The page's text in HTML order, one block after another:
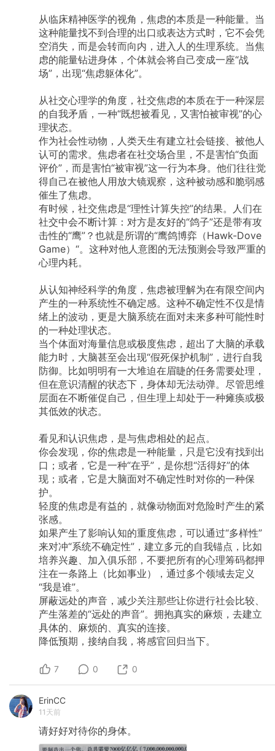
从临床精神医学的视角，焦虑的本质是一种能量。当
这种能量找不到合理的出口或表达方式时，它不会凭
空消失，而是会转而向内，进入人的生理系统。当焦
虑的能量钻进身体，个体就会将自己变成一座“战
场”，出现“焦虑躯体化”。
从社交心理学的角度，社交焦虑的本质在于一种深层
的自我矛盾，一种“既想被看见，又害怕被审视”的心
理状态。
作为社会性动物，人类天生有建立社会链接、被他人
认可的需求。焦虑者在社交场合里，不是害怕“负面
评价”，而是害怕“被审视”这一行为本身。他们往往觉
得自己在被他人用放大镜观察，这种被动感和脆弱感
催生了焦虑。
有时候，社交焦虑是“理性计算失控”的结果。人们在
社交中会不断计算：对方是友好的“鸽子”还是带有攻
击性的“鹰”？也就是所谓的“鹰鸽博弈（Hawk-Dove
Game）“。这种对他人意图的无法预测会导致严重的
心理内耗。
从认知神经科学的角度，焦虑被理解为在有限空间内
产生的一种系统性不确定感。这种不确定性不仅是情
绪上的波动，更是大脑系统在面对未来多种可能性时
的一种处理状态。
当个体面对海量信息或极度焦虑，超出了大脑的承载
能力时，大脑甚至会出现“假死保护机制”，进行自我
防御。比如明明有一大堆迫在眉睫的任务需要处理，
但在意识清醒的状态下，身体却无法动弹。尽管思维
层面在不断催促自己，但生理上却处于一种瘫痪或极
其低效的状态。
看见和认识焦虑，是与焦虑相处的起点。
你会发现，你的焦虑是一种能量，只是它没有找到出
口；或者，它是一种“在乎”，是你想“活得好”的体
现；或者，它是大脑面对不确定性时对你的一种保
护。
轻度的焦虑是有益的，就像动物面对危险时产生的紧
张感。
如果产生了影响认知的重度焦虑，可以通过“多样性”
来对冲“系统不确定性”，建立多元的自我锚点，比如
培养兴趣、加入俱乐部，不要把所有的心理筹码都押
注在一条路上（比如事业），通过多个领域去定义
“我是谁”。
屏蔽远处的声音，减少关注那些让你进行社会比较、
产生落差的“远处的声音”。拥抱真实的麻烦，去建立
具体的、麻烦的、真实的连接。
降低预期，接纳自我，将感官回归当下。
7 0 0
ErinCC
11天前
请好好对待你的身体。